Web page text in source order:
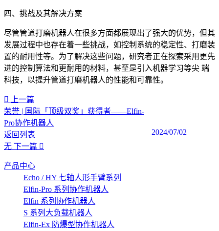
四、挑战及其解决方案
尽管管道打磨机器人在很多方面都展现出了强大的优势，但其
发展过程中也存在着一些挑战，如控制系统的稳定性、打磨装
置的耐用性等。为了解决这些问题，研究者正在探索采用更先
进的控制算法和更耐用的材料，甚至是引入机器学习等尖 端
科技，以提升管道打磨机器人的性能和可靠性。‍
上一篇
荣誉 | 国际「顶级双奖」获得者——Elfin-
Pro协作机器人
2024/07/02
返回列表
无 下一篇
产品中心
Echo / HY 七轴人形手臂系列
Elfin-Pro 系列协作机器人
Elfin 系列协作机器人
S 系列大负载机器人
Elfin-Ex 防爆型协作机器人